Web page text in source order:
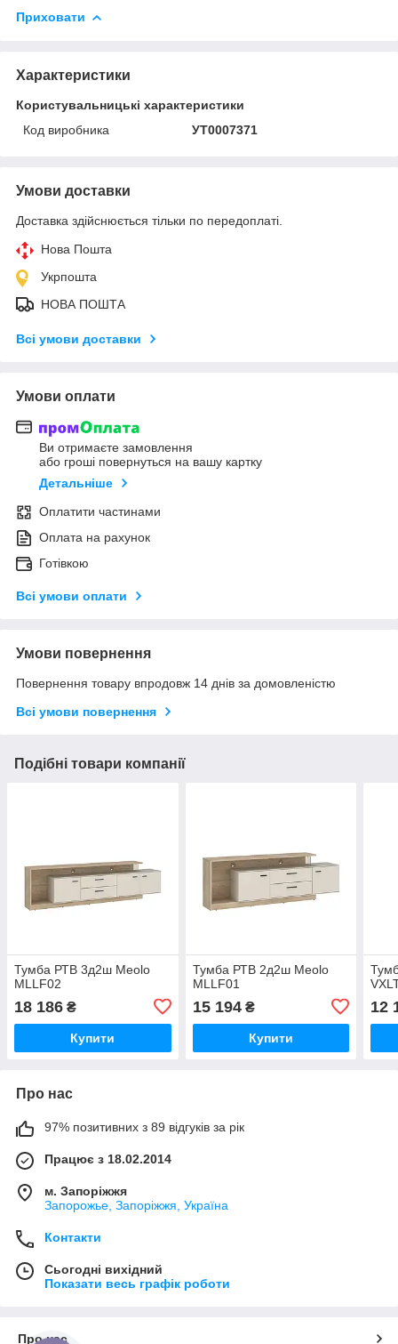
Приховати
Характеристики
Користувальницькі характеристики
Код виробника
УТ0007371
Умови доставки
Доставка здійснюється тільки по передоплаті.
Нова Пошта
Укрпошта
НОВА ПОШТА
Всі умови доставки
Умови оплати
Ви отримаєте замовлення
або гроші повернуться на вашу картку
Детальніше
Оплатити частинами
Оплата на рахунок
Готівкою
Всі умови оплати
Умови повернення
Повернення товару впродовж 14 днів за домовленістю
Всі умови повернення
Подібні товари компанії
Тумба РТВ 3д2ш Meolo
MLLF02
18 186 ₴
Купити
Тумба РТВ 2д2ш Meolo
MLLF01
15 194₴
Купити
12
Про нас
97% позитивних з 89 відгуків за рік
Працює з 18.02.2014
м. Запоріжжя
Запорожье, Запоріжжя, Україна
Контакти
Сьогодні вихідний
Показати весь графік роботи
Про нас